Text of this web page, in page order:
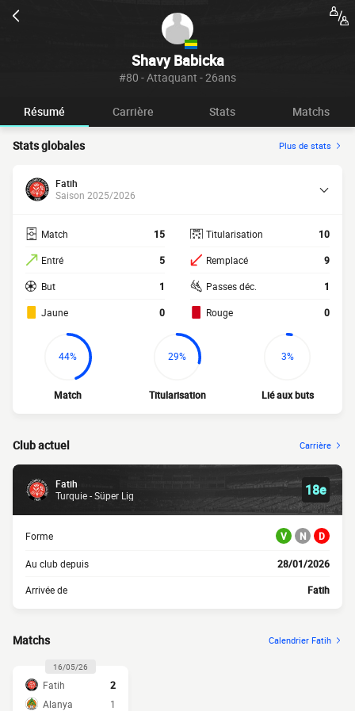
Shavy Babicka
#80 - Attaquant - 26ans
Résumé Carrière Stats Matchs
Stats globales Plus de stats
Fatih
Saison 2025/2026
Match 15
Entré 5
But 1
Jaune 0
Titularisation 10
Remplacé 9
Passes déc. 1
Rouge 0
44%
Match
29%
Titularisation
3%
Lié aux buts
Club actuel Carrière
Fatih
Turquie - Süper Lig
18e
Forme V N D
Au club depuis 28/01/2026
Arrivée de Fatih
Matchs Calendrier Fatih
16/05/26
Fatih
2
Alanya
1